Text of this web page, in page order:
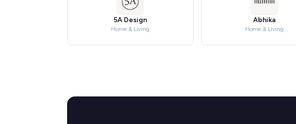
5A Design
Home & Living
Abhika
Home & Living